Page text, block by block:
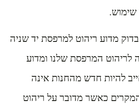
שימוש.
מדוע ריהוט למרפסת יד שניה
לריהוט המרפסת שלנו ומדוע
להיות חדש מהחנות אינה
כאשר מדובר על ריהוט